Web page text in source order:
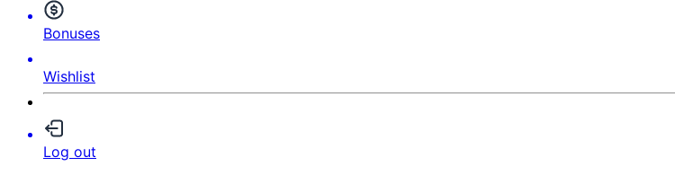
Bonuses
Wishlist
Log out